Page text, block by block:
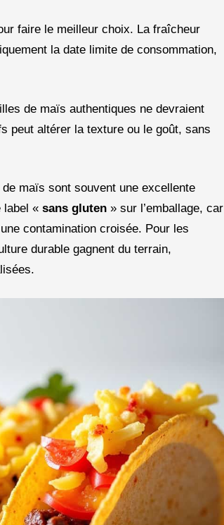
faire le meilleur choix. La fraîcheur
la date limite de consommation,
de maïs authentiques ne devraient
peut altérer la texture ou le goût, sans
maïs sont souvent une excellente
label « sans gluten » sur l’emballage, car
contamination croisée. Pour les
durable gagnent du terrain,